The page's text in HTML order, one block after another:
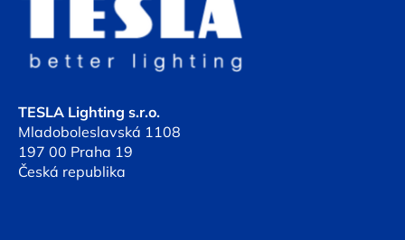
p
r
v
k
TESLA Lighting s.r.o.
Mladoboleslavská 1108
197 00 Praha 19
Česká republika